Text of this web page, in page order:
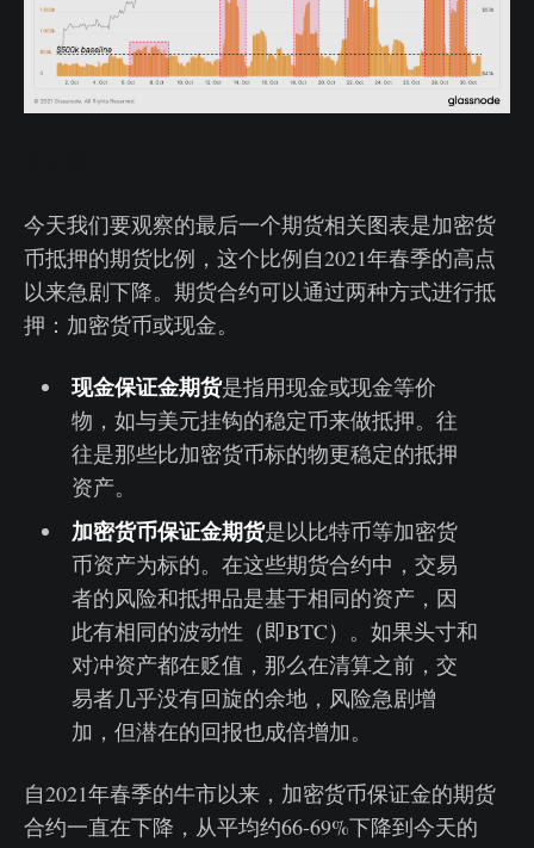
今天我们要观察的最后一个期货相关图表是加密货
币抵押的期货比例，这个比例自2021年春季的高点
以来急剧下降。期货合约可以通过两种方式进行抵
押：加密货币或现金。
现金保证金期货是指用现金或现金等价
物，如与美元挂钩的稳定币来做抵押。往
往是那些比加密货币标的物更稳定的抵押
资产。
加密货币保证金期货是以比特币等加密货
币资产为标的。在这些期货合约中，交易
者的风险和抵押品是基于相同的资产，因
此有相同的波动性（即BTC）。如果头寸和
对冲资产都在贬值，那么在清算之前，交
易者几乎没有回旋的余地，风险急剧增
加，但潜在的回报也成倍增加。
自2021年春季的牛市以来，加密货币保证金的期货
合约一直在下降，从平均约66-69%下降到今天的